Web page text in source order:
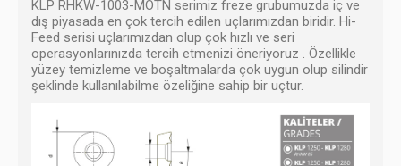
KLP RHKW-1003-MOTN serimiz freze grubumuzda iç ve
dış piyasada en çok tercih edilen uçlarımızdan biridir. Hi-
Feed serisi uçlarımızdan olup çok hızlı ve seri
operasyonlarınızda tercih etmenizi öneriyoruz . Özellikle
yüzey temizleme ve boşaltmalarda çok uygun olup silindir
şeklinde kullanılabilme özeliğine sahip bir uçtur.